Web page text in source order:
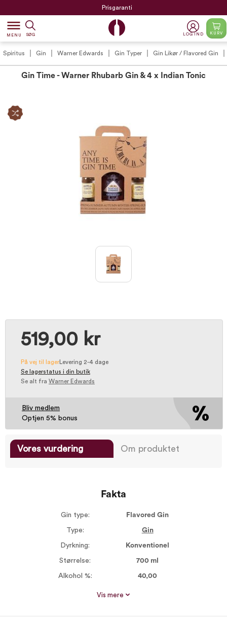
Prisgaranti
dehaze
MENU SØG LOG IND KURV
Spiritus Gin Warner Edwards Gin Typer Gin Likør / Flavored Gin
Gin Time - Warner Rhubarb Gin & 4 x Indian Tonic
519,00 kr
På vej til lager Levering 2-4 dage
Se lagerstatus i din butik
Se alt fra Warner Edwards
Bliv medlem
Optjen 5% bonus
Vores vurdering Om produktet
Fakta
Gin type: Flavored Gin
Type: Gin
Dyrkning: Konventionel
Størrelse: 700 ml
Alkohol %: 40,00
Vis mere